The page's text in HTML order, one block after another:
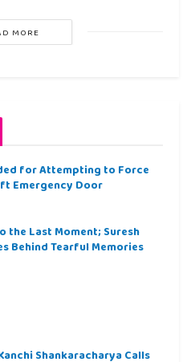
MORE
for Attempting to Force
Emergency Door
the Last Moment; Suresh
Behind Tearful Memories
Shankaracharya Calls